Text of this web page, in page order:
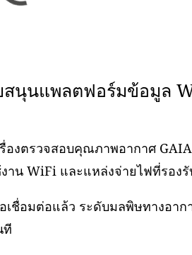
นุนแพลตฟอร์มข้อมูล
องตรวจสอบคุณภาพอากาศ
าน WiFi และแหล่งจ่ายไฟที่รองรั
เชื่อมต่อแล้ว ระดับมลพิษทางอา
ที